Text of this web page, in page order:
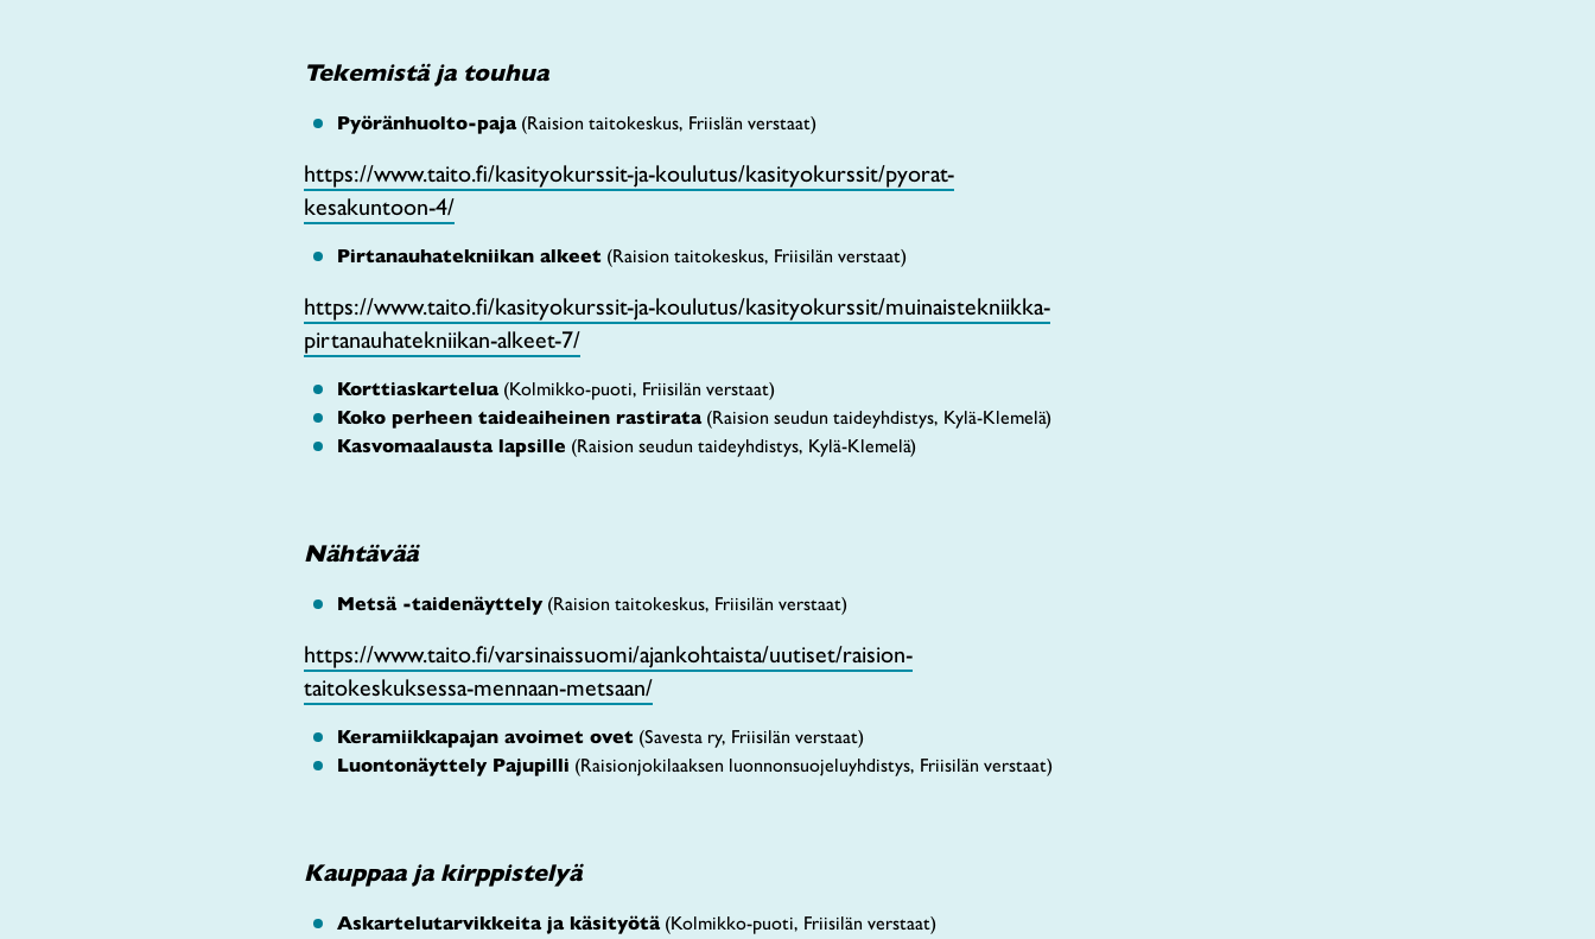
Tekemistä ja touhua
Pyöränhuolto-paja(Raision taitokeskus, Friislän verstaat)
https://www.taito.fi/kasityokurssit-ja-koulutus/kasityokurssit/pyorat-
kesakuntoon-4/
Pirtanauhatekniikan alkeet (Raision taitokeskus, Friisilän verstaat)
https://www.taito.fi/kasityokurssit-ja-koulutus/kasityokurssit/muinaistekniikka-
pirtanauhatekniikan-alkeet-7/
Korttiaskartelua(Kolmikko-puoti, Friisilän verstaat)
Koko perheen taideaiheinen rastirata(Raision seudun taideyhdistys, Kylä-Klemelä)
Kasvomaalausta lapsille (Raision seudun taideyhdistys, Kylä-Klemelä)
Nähtävää
Metsä -taidenäyttely (Raision taitokeskus, Friisilän verstaat)
https://www.taito.fi/varsinaissuomi/ajankohtaista/uutiset/raision-
taitokeskuksessa-mennaan-metsaan/
Keramiikkapajan avoimet ovet (Savesta ry, Friisilän verstaat)
Luontonäyttely Pajupilli (Raisionjokilaaksen luonnonsuojeluyhdistys, Friisilän verstaat)
Kauppaa ja kirppistelyä
Askartelutarvikkeita ja käsityötä(Kolmikko-puoti, Friisilän verstaat)